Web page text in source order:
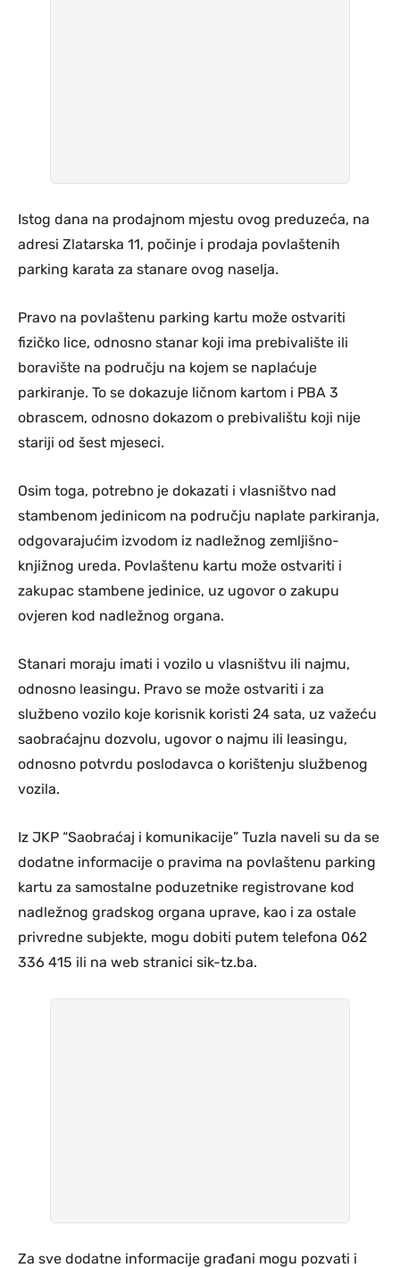
Istog dana na prodajnom mjestu ovog preduzeća, na
adresi Zlatarska 11, počinje i prodaja povlaštenih
parking karata za stanare ovog naselja.
Pravo na povlaštenu parking kartu može ostvariti
fizičko lice, odnosno stanar koji ima prebivalište ili
boravište na području na kojem se naplaćuje
parkiranje. To se dokazuje ličnom kartom i PBA 3
obrascem, odnosno dokazom o prebivalištu koji nije
stariji od šest mjeseci.
Osim toga, potrebno je dokazati i vlasništvo nad
stambenom jedinicom na području naplate parkiranja,
odgovarajućim izvodom iz nadležnog zemljišno-
knjižnog ureda. Povlaštenu kartu može ostvariti i
zakupac stambene jedinice, uz ugovor o zakupu
ovjeren kod nadležnog organa.
Stanari moraju imati i vozilo u vlasništvu ili najmu,
odnosno leasingu. Pravo se može ostvariti i za
službeno vozilo koje korisnik koristi 24 sata, uz važeću
saobraćajnu dozvolu, ugovor o najmu ili leasingu,
odnosno potvrdu poslodavca o korištenju službenog
vozila.
Iz JKP “Saobraćaj i komunikacije” Tuzla naveli su da se
dodatne informacije o pravima na povlaštenu parking
kartu za samostalne poduzetnike registrovane kod
nadležnog gradskog organa uprave, kao i za ostale
privredne subjekte, mogu dobiti putem telefona 062
336 415 ili na web stranici sik-tz.ba.
Za sve dodatne informacije građani mogu pozvati i